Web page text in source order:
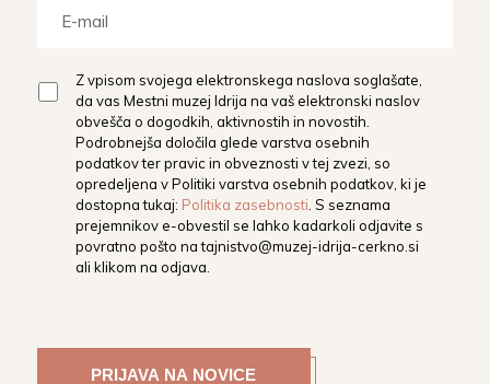
Z vpisom svojega elektronskega naslova soglašate,
da vas Mestni muzej Idrija na vaš elektronski naslov
obvešča o dogodkih, aktivnostih in novostih.
Podrobnejša določila glede varstva osebnih
podatkov ter pravic in obveznosti v tej zvezi, so
opredeljena v Politiki varstva osebnih podatkov, ki je
dostopna tukaj: Politika zasebnosti . S seznama
prejemnikov e-obvestil se lahko kadarkoli odjavite s
povratno pošto natajnistvo@muzej-idrija-cerkno.si
ali klikom na odjava.